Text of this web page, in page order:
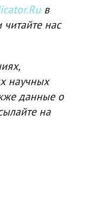
в
нас
научных
данные о
на